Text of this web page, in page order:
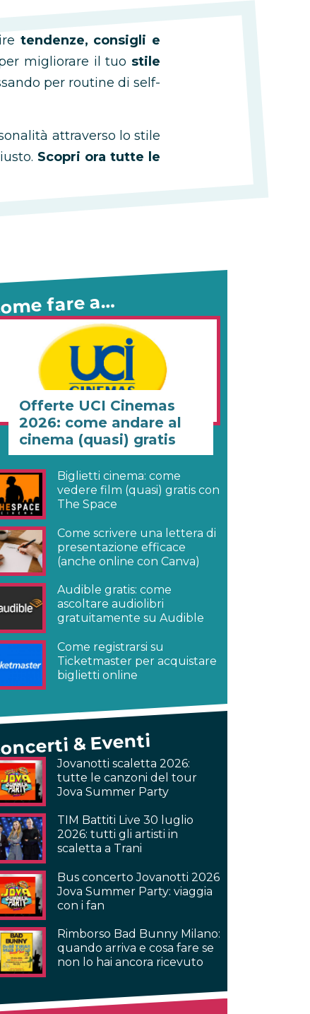
tendenze, consigli e
migliorare il tuo stile
per routine di self-
attraverso lo stile
Scopri ora tutte le
fare a…
Offerte UCI Cinemas
2026: come andare al
cinema (quasi) gratis
Biglietti cinema: come
vedere film (quasi) gratis con
The Space
Come scrivere una lettera di
presentazione efficace
(anche online con Canva)
Audible gratis: come
ascoltare audiolibri
gratuitamente su Audible
Come registrarsi su
Ticketmaster per acquistare
biglietti online
& Eventi
Jovanotti scaletta 2026:
tutte le canzoni del tour
Jova Summer Party
TIM Battiti Live 30 luglio
2026: tutti gli artisti in
scaletta a Trani
Bus concerto Jovanotti 2026
Jova Summer Party: viaggia
con i fan
Rimborso Bad Bunny Milano:
quando arriva e cosa fare se
non lo hai ancora ricevuto